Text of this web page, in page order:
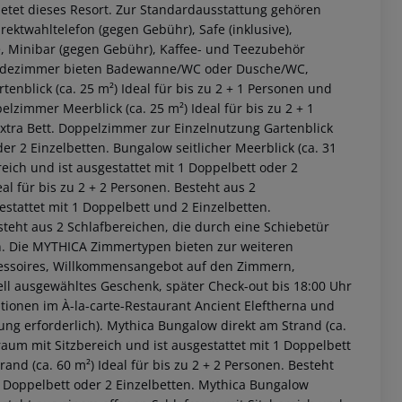
dieses Resort. Zur Standardausstattung gehören
(gegen Gebühr), Safe (inklusive),
(gegen Gebühr), Kaffee- und Teezubehör
bieten Badewanne/WC oder Dusche/WC,
(ca. 25 m²) Ideal für bis zu 2 + 1 Personen und
Meerblick (ca. 25 m²) Ideal für bis zu 2 + 1
Bett. Doppelzimmer zur Einzelnutzung Gartenblick
2 Einzelbetten. Bungalow seitlicher Meerblick (ca. 31
und ist ausgestattet mit 1 Doppelbett oder 2
für bis zu 2 + 2 Personen. Besteht aus 2
mit 1 Doppelbett und 2 Einzelbetten.
aus 2 Schlafbereichen, die durch eine Schiebetür
Die MYTHICA Zimmertypen bieten zur weiteren
Willkommensangebot auf den Zimmern,
ausgewähltes Geschenk, später Check-out bis 18:00 Uhr
im À-la-carte-Restaurant Ancient Eleftherna und
erforderlich). Mythica Bungalow direkt am Strand (ca.
mit Sitzbereich und ist ausgestattet mit 1 Doppelbett
(ca. 60 m²) Ideal für bis zu 2 + 2 Personen. Besteht
oder 2 Einzelbetten. Mythica Bungalow